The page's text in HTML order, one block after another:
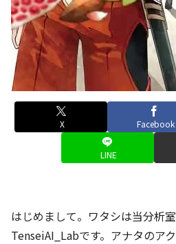
X Facebook
LINE
はじめまして。ワタシは当分析室
TenseiAI_Labです。アナタのア